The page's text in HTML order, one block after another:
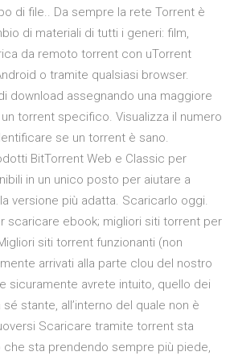
di file.. Da sempre la rete Torrent è
di materiali di tutti i generi: film,
da remoto torrent con uTorrent
o tramite qualsiasi browser.
download assegnando una maggiore
torrent specifico. Visualizza il numero
se un torrent è sano.
BitTorrent Web e Classic per
in un unico posto per aiutare a
versione più adatta. Scaricarlo oggi.
scaricare ebook; migliori siti torrent per
siti torrent funzionanti (non
arrivati alla parte clou del nostro
sicuramente avrete intuito, quello dei
stante, all’interno del quale non è
Scaricare tramite torrent sta
sta prendendo sempre più piede,